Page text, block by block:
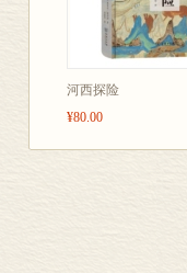
河西探险
¥80.00